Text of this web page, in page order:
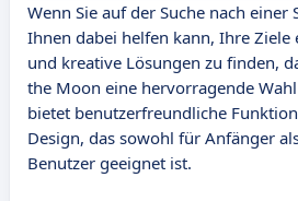
Wenn Sie auf der Suche nach einer
Ihnen dabei helfen kann, Ihre Ziele
und kreative Lösungen zu finden,
the Moon eine hervorragende
bietet benutzerfreundliche
Design, das sowohl für Anfänger
Benutzer geeignet ist.